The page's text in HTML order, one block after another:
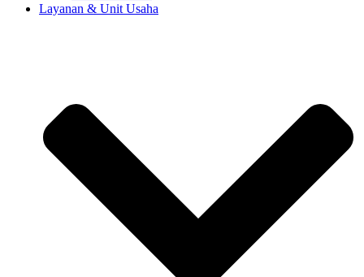
Layanan & Unit Usaha